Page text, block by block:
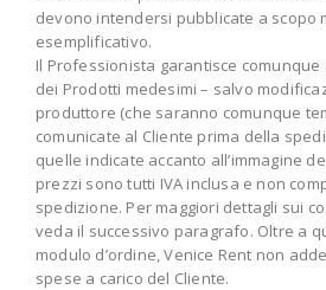
devono intendersi pubblicate a scopo
esemplificativo.
Il Professionista garantisce
dei Prodotti medesimi – salvo
produttore (che saranno comunque
comunicate al Cliente prima della
quelle indicate accanto all’immagine
prezzi sono tutti IVA inclusa e non
spedizione. Per maggiori dettagli sui
veda il successivo paragrafo. Oltre a
modulo d’ordine, Venice Rent non
spese a carico del Cliente.